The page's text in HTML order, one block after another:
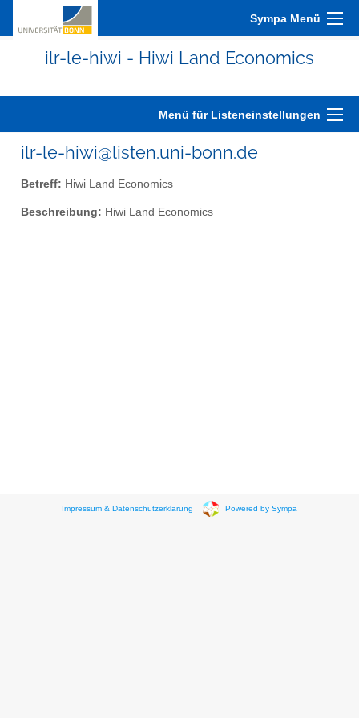
Sympa Menü
ilr-le-hiwi - Hiwi Land Economics
Menü für Listeneinstellungen
ilr-le-hiwi@listen.uni-bonn.de
Betreff: Hiwi Land Economics
Beschreibung: Hiwi Land Economics
Impressum & Datenschutzerklärung Powered by Sympa